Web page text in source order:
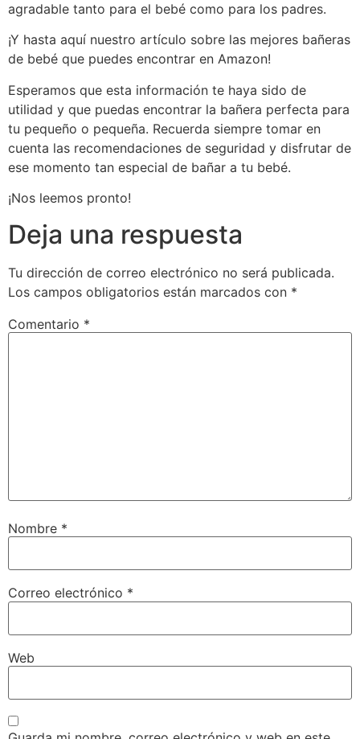
agradable tanto para el bebé como para los padres.
¡Y hasta aquí nuestro artículo sobre las mejores bañeras
de bebé que puedes encontrar en Amazon!
Esperamos que esta información te haya sido de
utilidad y que puedas encontrar la bañera perfecta para
tu pequeño o pequeña. Recuerda siempre tomar en
cuenta las recomendaciones de seguridad y disfrutar de
ese momento tan especial de bañar a tu bebé.
¡Nos leemos pronto!
Deja una respuesta
Tu dirección de correo electrónico no será publicada.
Los campos obligatorios están marcados con *
Comentario *
Nombre *
Correo electrónico *
Web